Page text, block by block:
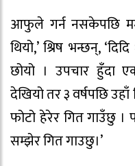
आफुले गर्न नसकेपछि
थियो,’ श्रिष भन्छन्,
छोयो । उपचार हुँदा
देखियो तर ३ वर्षपछि उहाँ
फोटो हेरेर गित गाउँछु
सम्झेर गित गाउछु।’